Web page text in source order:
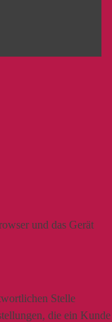
und das Gerät
Stelle
die ein Kunde